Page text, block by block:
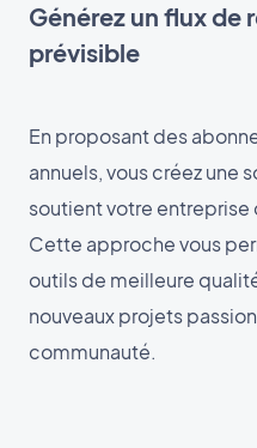
Générez un flux de
prévisible
En proposant des
annuels, vous créez une
soutient votre entreprise
Cette approche vous
outils de meilleure
nouveaux projets
communauté.